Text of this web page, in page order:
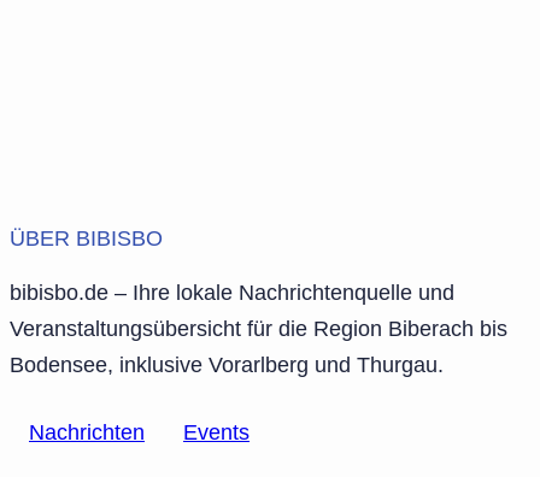
ÜBER BIBISBO
bibisbo.de – Ihre lokale Nachrichtenquelle und
Veranstaltungsübersicht für die Region Biberach bis
Bodensee, inklusive Vorarlberg und Thurgau.
Nachrichten Events